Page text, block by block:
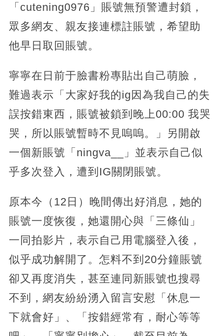
「cutening0976」賬號無預警遭封鎖，
眾多網友、親友接連標註賬號，希望助
他早日取回賬號。
寧寧在日前于臉書粉專貼出自己萌臉，
難過表示「大家好我的ig因為我自己的失
誤按錯東西，賬號被鎖到晚上00:00 我哭
哭，所以賬號暫時不見嗚嗚。」另開啟
一個新賬號「ningva__」並表示自己似
乎多次登入，遭到IG關閉賬號。
原本今（12日）晚間傳出好消息，她的
賬號一度恢復，她還開心與「三條仙」
一同拍影片，表示自己用電腦登入後，
似乎成功解開了。怎料不到20分鐘賬號
卻又再度消失，甚至連同新賬號也搜尋
不到，網友紛紛湧入留言安慰「休息一
下就會好」、「按錯經常有，耐心等等